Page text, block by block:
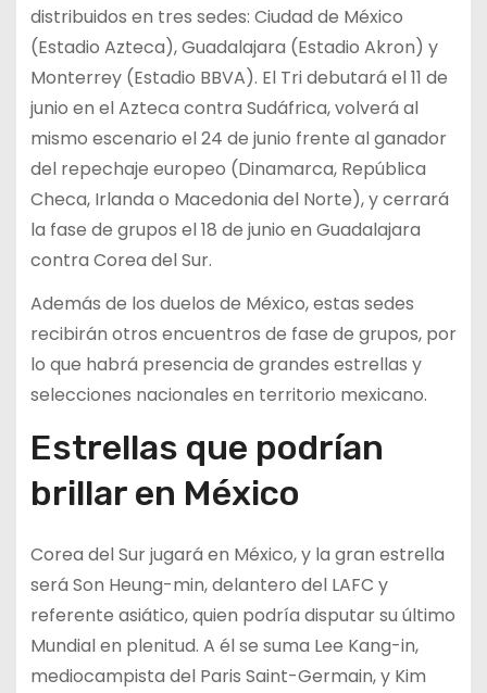
distribuidos en tres sedes: Ciudad de México
(Estadio Azteca), Guadalajara (Estadio Akron) y
Monterrey (Estadio BBVA). El Tri debutará el 11 de
junio en el Azteca contra Sudáfrica, volverá al
mismo escenario el 24 de junio frente al ganador
del repechaje europeo (Dinamarca, República
Checa, Irlanda o Macedonia del Norte), y cerrará
la fase de grupos el 18 de junio en Guadalajara
contra Corea del Sur.
Además de los duelos de México, estas sedes
recibirán otros encuentros de fase de grupos, por
lo que habrá presencia de grandes estrellas y
selecciones nacionales en territorio mexicano.
Estrellas que podrían
brillar en México
Corea del Sur jugará en México, y la gran estrella
será Son Heung-min, delantero del LAFC y
referente asiático, quien podría disputar su último
Mundial en plenitud. A él se suma Lee Kang-in,
mediocampista del Paris Saint-Germain, y Kim